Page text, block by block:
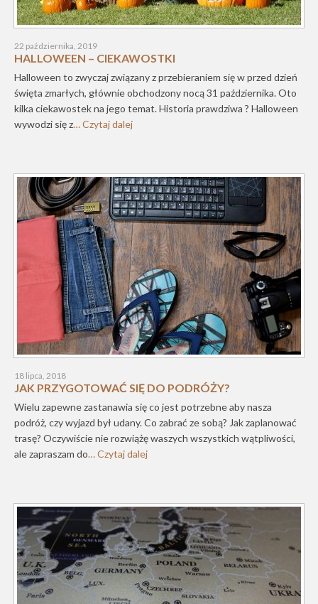
22 października, 2019
HALLOWEEN – CIEKAWOSTKI
Halloween to zwyczaj związany z przebieraniem się w przed dzień
święta zmarłych, głównie obchodzony nocą 31 października. Oto
kilka ciekawostek na jego temat. Historia prawdziwa ? Halloween
wywodzi się z… Czytaj dalej
18 lipca, 2018
JAK PRZYGOTOWAĆ SIĘ DO PODRÓŻY?
Wielu zapewne zastanawia się co jest potrzebne aby nasza
podróż, czy wyjazd był udany. Co zabrać ze sobą? Jak zaplanować
trasę? Oczywiście nie rozwiążę waszych wszystkich wątpliwości,
ale zapraszam do… Czytaj dalej